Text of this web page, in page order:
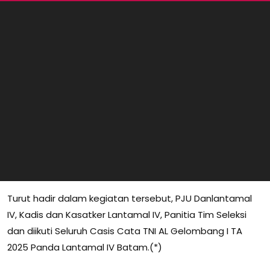
Turut hadir dalam kegiatan tersebut, PJU Danlantamal
IV, Kadis dan Kasatker Lantamal IV, Panitia Tim Seleksi
dan diikuti Seluruh Casis Cata TNI AL Gelombang I TA
2025 Panda Lantamal IV Batam.(*)